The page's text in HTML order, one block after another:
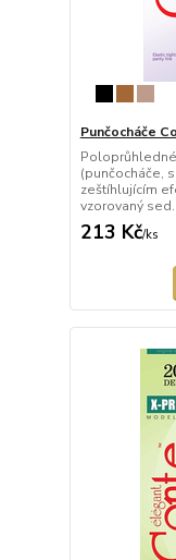
Punčocháče
(punčocháče,
zeštíhlujícím
vzorovaný
213 Kč/ks